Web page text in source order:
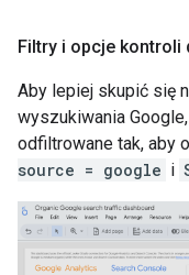
Filtry i opcje kontroli
Aby lepiej skupić się
wyszukiwania
odfiltrowane tak, aby
source = google i